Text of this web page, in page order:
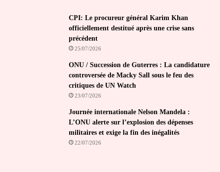
CPI: Le procureur général Karim Khan
officiellement destitué après une crise sans
précédent
25/07/2026
ONU / Succession de Guterres : La candidature
controversée de Macky Sall sous le feu des
critiques de UN Watch
23/07/2026
Journée internationale Nelson Mandela :
L’ONU alerte sur l’explosion des dépenses
militaires et exige la fin des inégalités
22/07/2026